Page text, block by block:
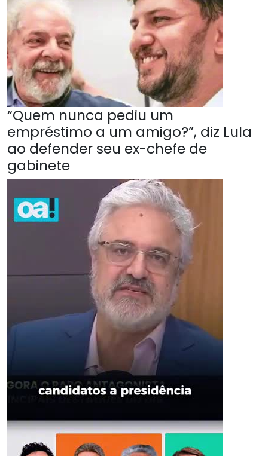
“Quem nunca pediu um
empréstimo a um amigo?”, diz Lula
ao defender seu ex-chefe de
gabinete